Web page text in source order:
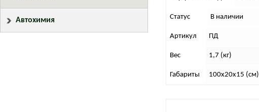
Статус В наличии
Артикул ПД
Вес 1,7 (кг)
Габариты 100х20х15 (см)
Автохимия